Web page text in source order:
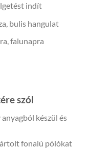
indít
bulis hangulat
falunapra
szól
készül és
fonalú pólókat